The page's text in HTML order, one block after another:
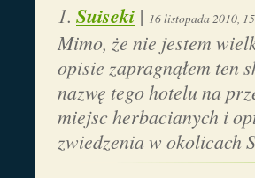
Suiseki | 16 listopada 2010,
Mimo, że nie jestem
opisie zapragnąłem ten
nazwę tego hotelu na
miejsc herbacianych i
zwiedzenia w okolicach